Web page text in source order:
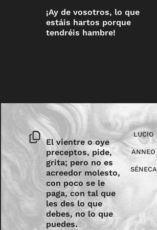
¡Ay de vosotros, lo que
estáis hartos porque
tendréis hambre!
El vientre o oye
preceptos, pide,
grita; pero no es
acreedor molesto,
con poco se le
paga, con tal que
les des lo que
debes, no lo que
puedes.
LUCIO
ANNEO
SÉNECA